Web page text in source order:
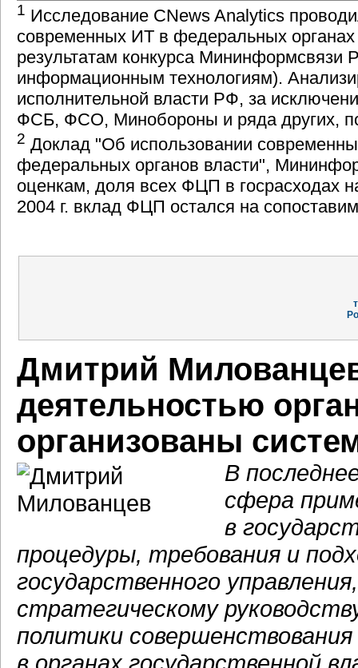
1 Исследование CNews Analytics
современных ИТ в федеральных
результатам конкурса Мининформсвязи
информационным технологиям).
исполнительной власти РФ, за
ФСБ, ФСО, Минобороны и ряда других,
2 Доклад "Об использовании
федеральных органов власти",
оценкам, доля всех ФЦП в госрасходах
2004 г. вклад ФЦП остался на
Дмитрий
деятельностью
организованы
В
сфера
в
процедуры, требования и
государственного
стратегическому
политики